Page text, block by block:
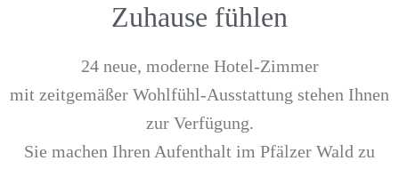
Zuhause fühlen
24 neue, moderne Hotel-Zimmer
mit zeitgemäßer Wohlfühl-Ausstattung stehen Ihnen
zur Verfügung.
Sie machen Ihren Aufenthalt im Pfälzer Wald zu